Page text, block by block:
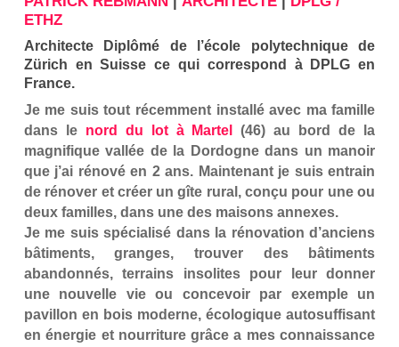
ETHZ
Architecte Diplômé de l’école polytechnique de
Zürich en Suisse ce qui correspond à DPLG en
France.
Je me suis tout récemment installé avec ma famille
dans le nord du lot à Martel
(46) au bord de la
magnifique vallée de la Dordogne dans un manoir
que j’ai rénové en 2 ans. Maintenant je suis entrain
de rénover et créer un gîte rural, conçu pour une ou
deux familles, dans une des maisons annexes.
Je me suis spécialisé dans la rénovation d’anciens
bâtiments, granges, trouver des bâtiments
abandonnés, terrains insolites pour leur donner
une nouvelle vie ou concevoir par exemple un
pavillon en bois moderne, écologique autosuffisant
en énergie et nourriture grâce a mes connaissance